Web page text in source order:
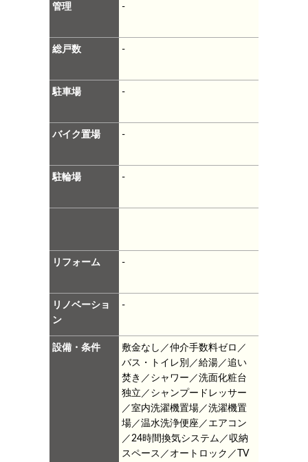
管理 -
総戸数 -
駐車場 -
バイク置場 -
駐輪場 -
リフォーム -
リノベーショ
ン
-
設備・条件
敷金なし／仲介手数料ゼロ／
バス・トイレ別／給湯／追い
焚き／シャワー／洗面化粧台
独立／シャンプードレッサー
／室内洗濯機置場／洗濯機置
場／温水洗浄便座／エアコン
／24時間換気システム／収納
スペース／オートロック／TV